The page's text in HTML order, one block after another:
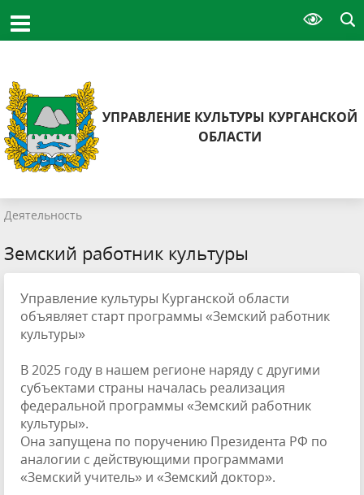
УПРАВЛЕНИЕ КУЛЬТУРЫ КУРГАНСКОЙ
ОБЛАСТИ
Деятельность
Земский работник культуры
Управление культуры Курганской области
объявляет старт программы «Земский работник
культуры»
В 2025 году в нашем регионе наряду с другими
субъектами страны началась реализация
федеральной программы «Земский работник
культуры».
Она запущена по поручению Президента РФ по
аналогии с действующими программами
«Земский учитель» и «Земский доктор».